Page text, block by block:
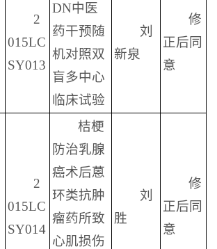
2
015LC
SY013
DN中医
药干预随
机对照双
盲多中心
临床试验
刘
新泉
修
正后同
意
2
015LC
SY014
桔梗
防治乳腺
癌术后蒽
环类抗肿
瘤药所致
心肌损伤
刘
胜
修
正后同
意